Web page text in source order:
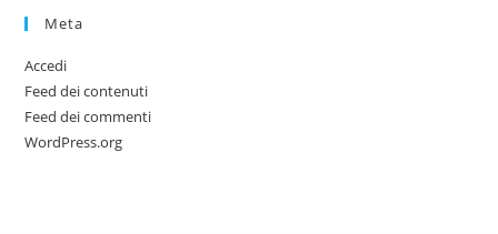
Meta
Accedi
Feed dei contenuti
Feed dei commenti
WordPress.org